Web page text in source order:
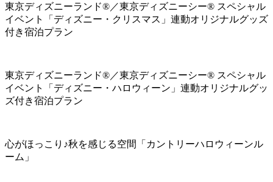
東京ディズニーランド®／東京ディズニーシー® スペシャル
イベント「ディズニー・クリスマス」連動オリジナルグッズ
付き宿泊プラン
東京ディズニーランド®／東京ディズニーシー® スペシャル
イベント「ディズニー・ハロウィーン」連動オリジナルグッ
ズ付き宿泊プラン
心がほっこり♪秋を感じる空間「カントリーハロウィーンル
ーム」